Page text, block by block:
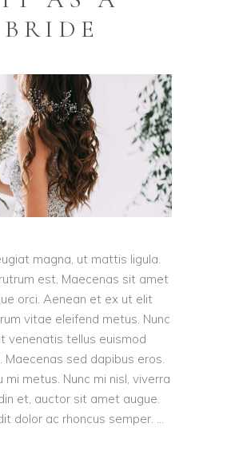
BRIDE
magna, ut mattis ligula.
est. Maecenas sit amet
orci. Aenean et ex ut elit
vitae eleifend metus. Nunc
venenatis tellus euismod
Maecenas sed dapibus eros.
mi metus. Nunc mi nisl, viverra
et, auctor sit amet augue.
dolor ac rhoncus semper.